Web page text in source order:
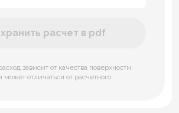
расчет в pdf
зависит от качества поверхности,
отличаться от расчетного.